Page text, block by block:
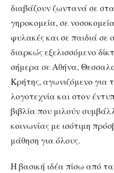
διαβάζουν ζωντανά σε
γηροκομεία, σε
φυλακές και σε παιδιά
διαρκώς εξελισσόμενο
σήμερα σε Αθήνα,
Κρήτης, αγωνιζόμενο για
λογοτεχνία και στον
βιβλία που μιλούν
κοινωνίας με ισότιμη
μάθηση για όλους.
Η βασική ιδέα πίσω από